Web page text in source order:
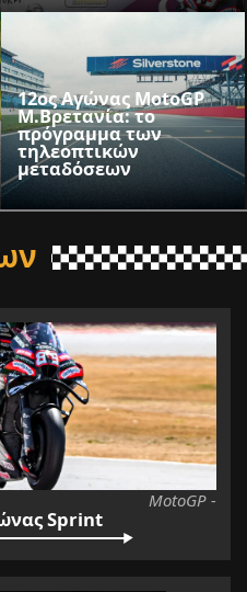
12ος Αγώνας MotoGP
M.Βρετανία: το
πρόγραμμα των
τηλεοπτικών
μεταδόσεων
MotoGP -
Sprint